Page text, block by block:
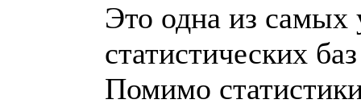
Это одна из
статистических
Помимо